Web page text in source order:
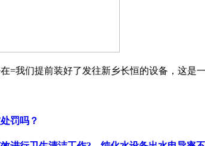
=我们提前装好了发往新乡长恒的设备，这是
罚吗？